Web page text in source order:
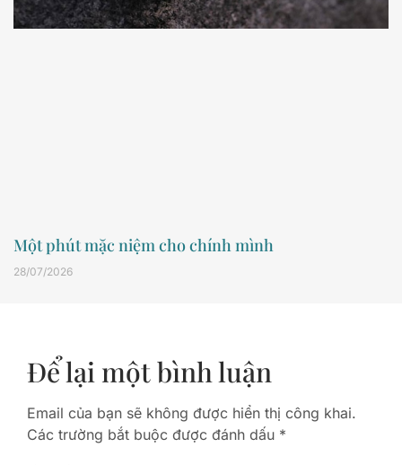
Một phút mặc niệm cho chính mình
28/07/2026
Để lại một bình luận
Email của bạn sẽ không được hiển thị công khai.
Các trường bắt buộc được đánh dấu *